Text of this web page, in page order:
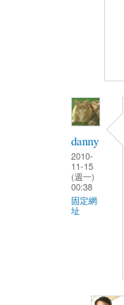
danny
2010-
11-15
(週一)
00:38
固定網
址